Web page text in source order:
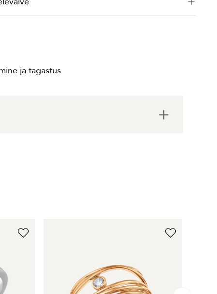
ja tagastus